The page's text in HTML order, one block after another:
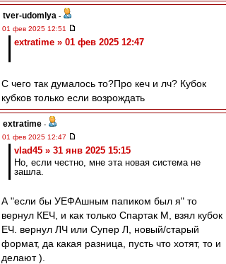
tver-udomlya -
01 фев 2025 12:51
extratime » 01 фев 2025 12:47
С чего так думалось то?Про кеч и лч? Кубок
кубков только если возрождать
extratime -
01 фев 2025 12:47
vlad45 » 31 янв 2025 15:15
Но, если честно, мне эта новая система не
зашла.
А "если бы УЕФАшным папиком был я" то
вернул КЕЧ, и как только Спартак М, взял кубок
ЕЧ. вернул ЛЧ или Супер Л, новый/старый
формат, да какая разница, пусть что хотят, то и
делают ).